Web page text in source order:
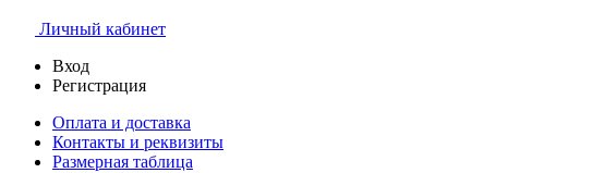
Личный кабинет
Вход
Регистрация
Оплата и доставка
Контакты и реквизиты
Размерная таблица